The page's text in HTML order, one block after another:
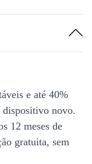
e até 40%
dispositivo novo.
12 meses de
gratuita, sem